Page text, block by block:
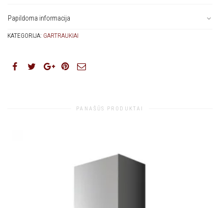
Papildoma informacija
KATEGORIJA: GARTRAUKIAI
PANAŠŪS PRODUKTAI